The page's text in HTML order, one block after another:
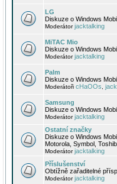
LG
Diskuze o Windows
Moderátorjacktalking
MiTAC Mio
Diskuze o Windows
Moderátorjacktalking
Palm
Diskuze o Windows
Moderátoři cHaOOs
Samsung
Diskuze o Windows
Moderátorjacktalking
Ostatní značky
Diskuze o Windows
Motorola, Symbol,
Moderátorjacktalking
Příslušenství
Obtížně zařaditelné
Moderátorjacktalking